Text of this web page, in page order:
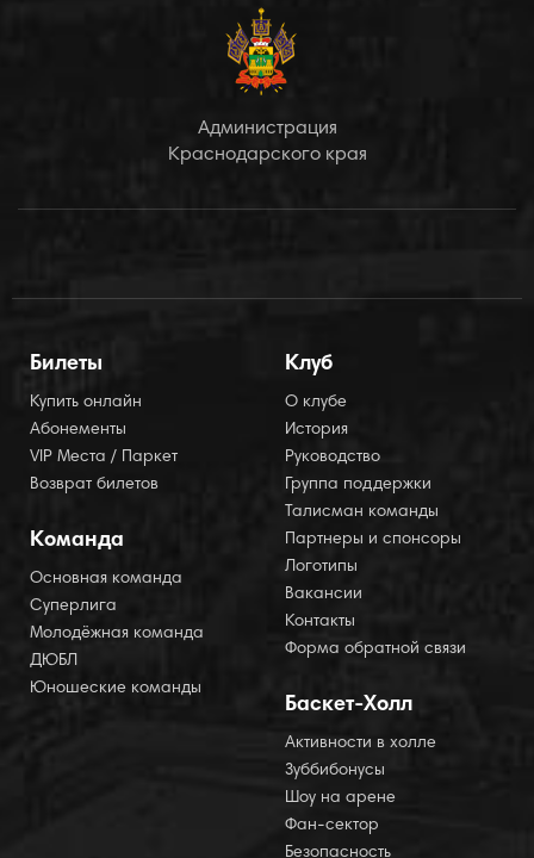
Администрация
Краснодарского края
Билеты
Купить онлайн
Абонементы
VIP Места / Паркет
Возврат билетов
Команда
Основная команда
Суперлига
Молодёжная команда
ДЮБЛ
Юношеские команды
Клуб
О клубе
История
Руководство
Группа поддержки
Талисман команды
Партнеры и спонсоры
Логотипы
Вакансии
Контакты
Форма обратной связи
Баскет-Холл
Активности в холле
Зуббибонусы
Шоу на арене
Фан-сектор
Безопасность